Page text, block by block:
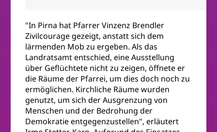
"In Pirna hat Pfarrer Vinzenz Brendler
Zivilcourage gezeigt, anstatt sich dem
lärmenden Mob zu ergeben. Als das
Landratsamt entschied, eine Ausstellung
über Geflüchtete nicht zu zeigen, öffnete er
die Räume der Pfarrei, um dies doch noch zu
ermöglichen. Kirchliche Räume wurden
genutzt, um sich der Ausgrenzung von
Menschen und der Bedrohung der
Demokratie entgegenzustellen", erläutert